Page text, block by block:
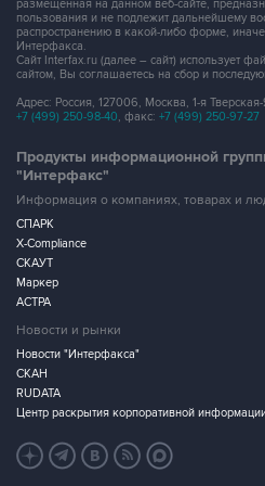
размещенная на данном веб-сайте,
пользования и не подлежит дальнейшему
распространению в какой-либо форме,
Интерфакса.
Сайт Interfax.ru (далее – сайт) использует
сайтом, Вы соглашаетесь на сбор и
Адрес: Россия, 127006, Москва, 1-я
+7 (499) 250-98-40, факс: +7 (499) 250-97-27
Продукты информационной
"Интерфакс"
Информация о компаниях, товарах и
СПАРК
X-Compliance
СКАУТ
Маркер
АСТРА
Новости и рынки
Новости "Интерфакса"
СКАН
RUDATA
Центр раскрытия корпоративной